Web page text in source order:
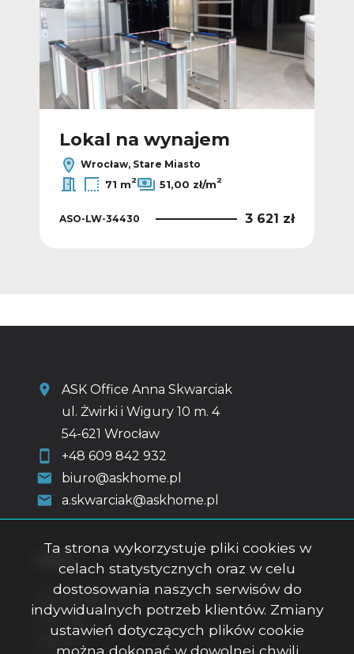
Lokal na wynajem
Wrocław, Stare Miasto
71 m2 51,00 zł/m2
ASO-LW-34430 3 621 zł
ASK Office Anna Skwarciak
ul. Żwirki i Wigury 10 m. 4
54-621 Wrocław
+48 609 842 932
biuro@askhome.pl
a.skwarciak@askhome.pl
Strona główna
O firmie
Ta strona wykorzystuje pliki cookies w
celach statystycznych oraz w celu
dostosowania naszych serwisów do
indywidualnych potrzeb klientów. Zmiany
ustawień dotyczących plików cookie
można dokonać w dowolnej chwili